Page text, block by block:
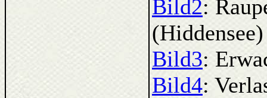
Bild2:
(Hiddensee)
Bild3:
Bild4: